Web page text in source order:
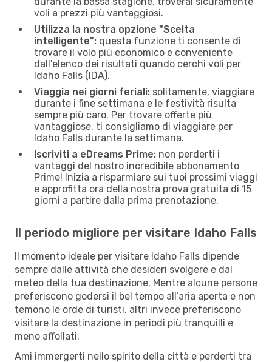
voli a prezzi più vantaggiosi.
Utilizza la nostra opzione "Scelta
intelligente": questa funzione ti consente di
trovare il volo più economico e conveniente
dall'elenco dei risultati quando cerchi voli per
Idaho Falls (IDA).
Viaggia nei giorni feriali: solitamente, viaggiare
durante i fine settimana e le festività risulta
sempre più caro. Per trovare offerte più
vantaggiose, ti consigliamo di viaggiare per
Idaho Falls durante la settimana.
Iscriviti a eDreams Prime: non perderti i
vantaggi del nostro incredibile abbonamento
Prime! Inizia a risparmiare sui tuoi prossimi viaggi
e approfitta ora della nostra prova gratuita di 15
giorni a partire dalla prima prenotazione.
Il periodo migliore per visitare Idaho Falls
Il momento ideale per visitare Idaho Falls dipende
sempre dalle attività che desideri svolgere e dal
meteo della tua destinazione. Mentre alcune persone
preferiscono godersi il bel tempo all’aria aperta e non
temono le orde di turisti, altri invece preferiscono
visitare la destinazione in periodi più tranquilli e
meno affollati.
Ami immergerti nello spirito della città e perderti tra